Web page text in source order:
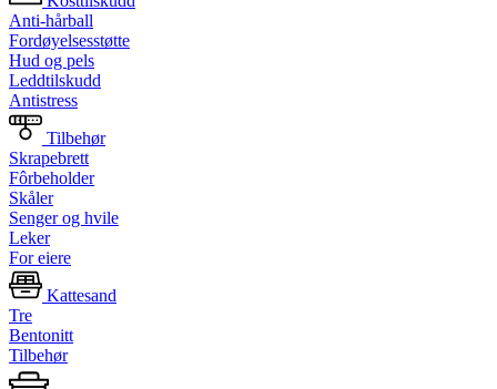
Anti-hårball
Fordøyelsesstøtte
Hud og pels
Leddtilskudd
Antistress
Tilbehør
Skrapebrett
Fôrbeholder
Skåler
Senger og hvile
Leker
For eiere
Kattesand
Tre
Bentonitt
Tilbehør